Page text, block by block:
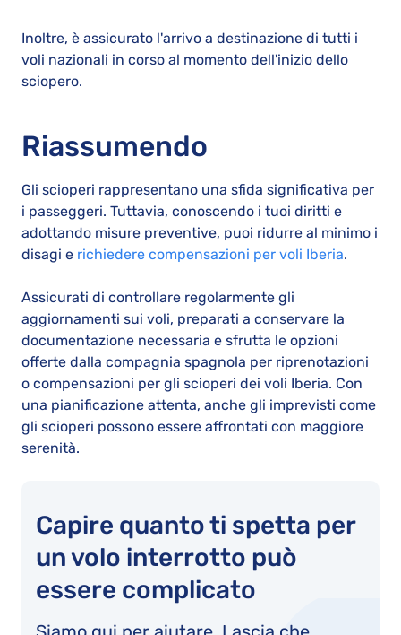
Inoltre, è assicurato l'arrivo a destinazione di tutti i
voli nazionali in corso al momento dell'inizio dello
sciopero.
Riassumendo
Gli scioperi rappresentano una sfida significativa per
i passeggeri. Tuttavia, conoscendo i tuoi diritti e
adottando misure preventive, puoi ridurre al minimo i
disagi e richiedere compensazioni per voli Iberia.
Assicurati di controllare regolarmente gli
aggiornamenti sui voli, preparati a conservare la
documentazione necessaria e sfrutta le opzioni
offerte dalla compagnia spagnola per riprenotazioni
o compensazioni per gli scioperi dei voli Iberia. Con
una pianificazione attenta, anche gli imprevisti come
gli scioperi possono essere affrontati con maggiore
serenità.
Capire quanto ti spetta per
un volo interrotto può
essere complicato